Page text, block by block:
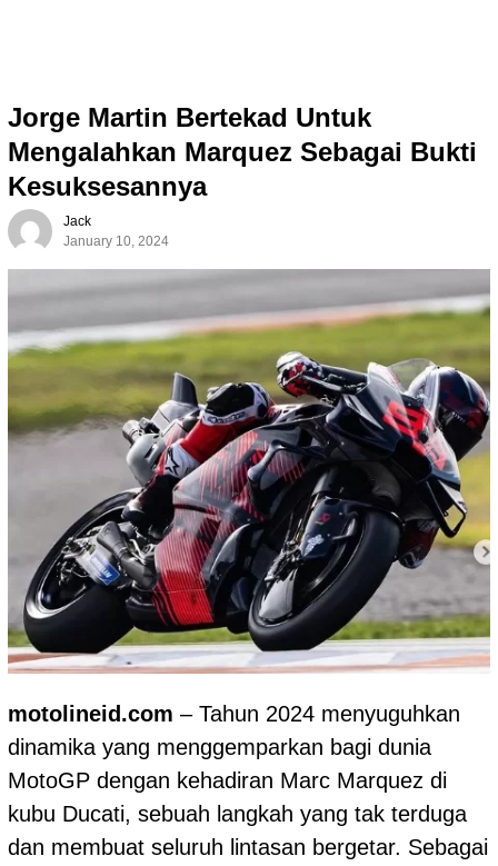
Jorge Martin Bertekad Untuk
Mengalahkan Marquez Sebagai Bukti
Kesuksesannya
Jack
January 10, 2024
motolineid.com – Tahun 2024 menyuguhkan
dinamika yang menggemparkan bagi dunia
MotoGP dengan kehadiran Marc Marquez di
kubu Ducati, sebuah langkah yang tak terduga
dan membuat seluruh lintasan bergetar. Sebagai